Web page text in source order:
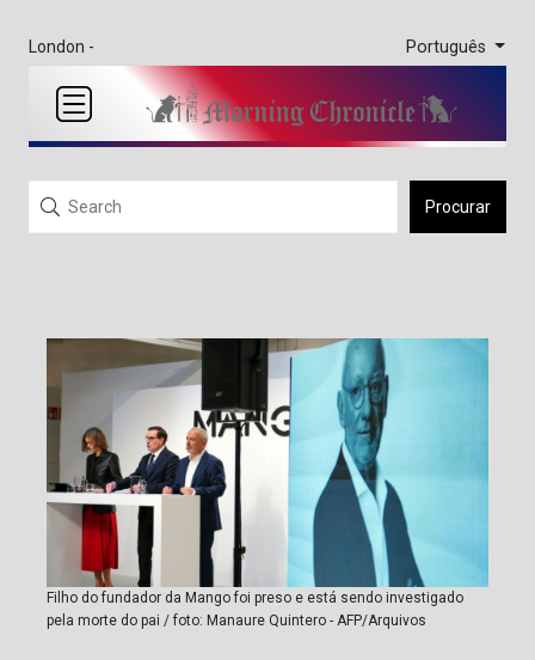
London - Português
Procurar
Filho do fundador da Mango foi preso e está sendo investigado
pela morte do pai / foto: Manaure Quintero - AFP/Arquivos